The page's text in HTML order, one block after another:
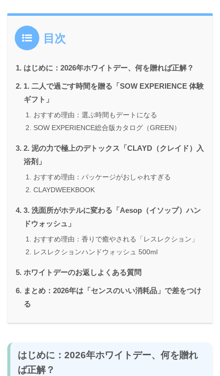
目次
はじめに：2026年ホワイトデー、何を贈れば正解？
1. 二人で過ごす時間を贈る「SOW EXPERIENCE 体験
ギフト」
おすすめ理由：選ぶ時間もデートになる
SOW EXPERIENCE総合版カタログ（GREEN）
2. 泥の力で極上のデトックス「CLAYD（クレイド）入
浴剤」
おすすめ理由：パッケージがおしゃれすぎる
CLAYDWEEKBOOK
3. 洗面所がホテルに変わる「Aesop（イソップ）ハン
ドウォッシュ」
おすすめ理由：香りで癒やされる「レスレクション」
レスレクションハンドウォッシュ 500ml
ホワイトデーのお返しよくある質問
まとめ：2026年は「センスのいい消耗品」で差をつけ
る
はじめに：2026年ホワイトデー、何を贈れ
ば正解？